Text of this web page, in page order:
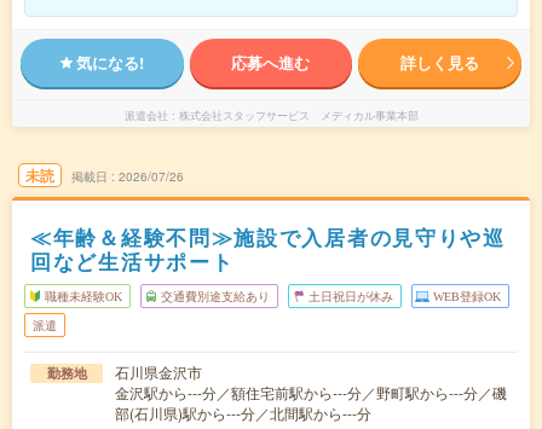
気になる! 応募へ進む 詳しく見る
派遣会社 株式会社スタッフサービス メディカル事業本部
未読 掲載日 2026/07/26
≪年齢＆経験不問≫施設で入居者の見守りや巡
回など生活サポート
職種未経験OK 交通費別途支給あり 土日祝日が休み WEB登録OK
派遣
勤務地
石川県金沢市
金沢駅から---分／額住宅前駅から---分／野町駅から---分／磯
部(石川県)駅から---分／北間駅から---分